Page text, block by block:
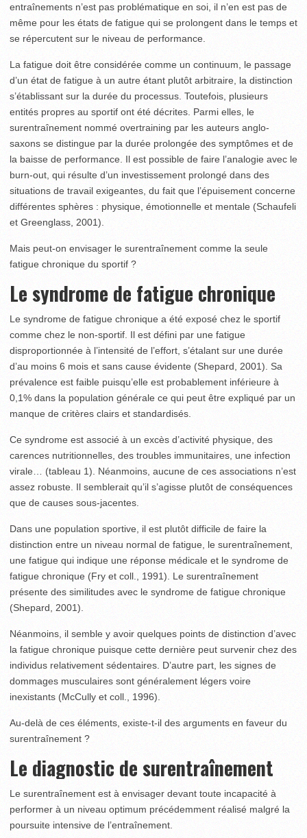
entraînements n’est pas problématique en soi, il n’en est pas de
même pour les états de fatigue qui se prolongent dans le temps et
se répercutent sur le niveau de performance.
La fatigue doit être considérée comme un continuum, le passage
d’un état de fatigue à un autre étant plutôt arbitraire, la distinction
s’établissant sur la durée du processus. Toutefois, plusieurs
entités propres au sportif ont été décrites. Parmi elles, le
surentraînement nommé overtraining par les auteurs anglo-
saxons se distingue par la durée prolongée des symptômes et de
la baisse de performance. Il est possible de faire l’analogie avec le
burn-out, qui résulte d’un investissement prolongé dans des
situations de travail exigeantes, du fait que l’épuisement concerne
différentes sphères : physique, émotionnelle et mentale (Schaufeli
et Greenglass, 2001).
Mais peut-on envisager le surentraînement comme la seule
fatigue chronique du sportif ?
Le syndrome de fatigue chronique
Le syndrome de fatigue chronique a été exposé chez le sportif
comme chez le non-sportif. Il est défini par une fatigue
disproportionnée à l’intensité de l’effort, s’étalant sur une durée
d’au moins 6 mois et sans cause évidente (Shepard, 2001). Sa
prévalence est faible puisqu’elle est probablement inférieure à
0,1% dans la population générale ce qui peut être expliqué par un
manque de critères clairs et standardisés.
Ce syndrome est associé à un excès d’activité physique, des
carences nutritionnelles, des troubles immunitaires, une infection
virale… (tableau 1). Néanmoins, aucune de ces associations n’est
assez robuste. Il semblerait qu’il s’agisse plutôt de conséquences
que de causes sous-jacentes.
Dans une population sportive, il est plutôt difficile de faire la
distinction entre un niveau normal de fatigue, le surentraînement,
une fatigue qui indique une réponse médicale et le syndrome de
fatigue chronique (Fry et coll., 1991). Le surentraînement
présente des similitudes avec le syndrome de fatigue chronique
(Shepard, 2001).
Néanmoins, il semble y avoir quelques points de distinction d’avec
la fatigue chronique puisque cette dernière peut survenir chez des
individus relativement sédentaires. D’autre part, les signes de
dommages musculaires sont généralement légers voire
inexistants (McCully et coll., 1996).
Au-delà de ces éléments, existe-t-il des arguments en faveur du
surentraînement ?
Le diagnostic de surentraînement
Le surentraînement est à envisager devant toute incapacité à
performer à un niveau optimum précédemment réalisé malgré la
poursuite intensive de l’entraînement.